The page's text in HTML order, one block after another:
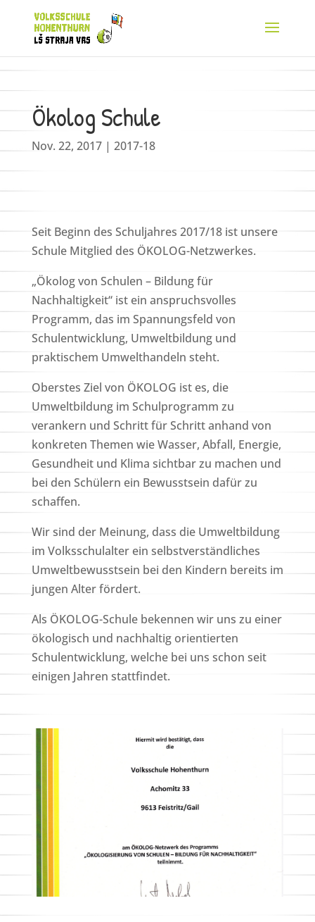
Ökolog Schule
Nov. 22, 2017| 2017-18
Seit Beginn des Schuljahres 2017/18 ist unsere
Schule Mitglied des ÖKOLOG-Netzwerkes.
„Ökolog von Schulen – Bildung für
Nachhaltigkeit“ ist ein anspruchsvolles
Programm, das im Spannungsfeld von
Schulentwicklung, Umweltbildung und
praktischem Umwelthandeln steht.
Oberstes Ziel von ÖKOLOG ist es, die
Umweltbildung im Schulprogramm zu
verankern und Schritt für Schritt anhand von
konkreten Themen wie Wasser, Abfall, Energie,
Gesundheit und Klima sichtbar zu machen und
bei den Schülern ein Bewusstsein dafür zu
schaffen.
Wir sind der Meinung, dass die Umweltbildung
im Volksschulalter ein selbstverständliches
Umweltbewusstsein bei den Kindern bereits im
jungen Alter fördert.
Als ÖKOLOG-Schule bekennen wir uns zu einer
ökologisch und nachhaltig orientierten
Schulentwicklung, welche bei uns schon seit
einigen Jahren stattfindet.